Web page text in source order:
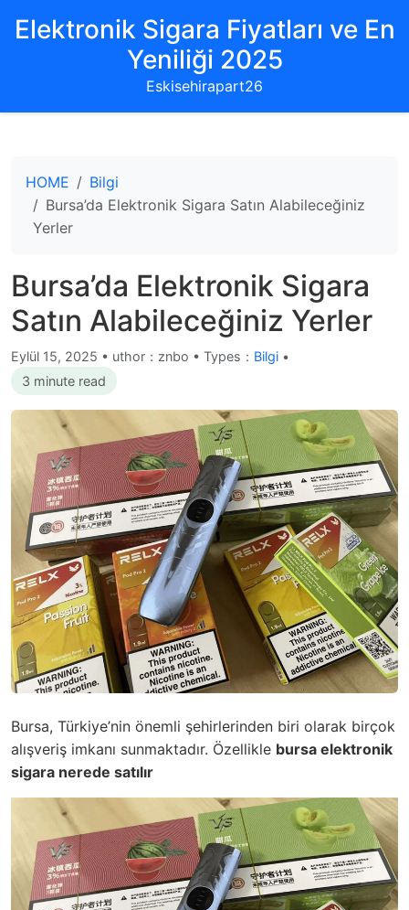
Elektronik Sigara Fiyatları ve En
Yeniliği 2025
Eskisehirapart26
HOME
Bilgi
Bursa’da Elektronik Sigara Satın Alabileceğiniz
Yerler
Bursa’da Elektronik Sigara
Satın Alabileceğiniz Yerler
Eylül 15, 2025 • uthor：znbo • Types： Bilgi •
3 minute read
Bursa, Türkiye’nin önemli şehirlerinden biri olarak birçok
alışveriş imkanı sunmaktadır. Özellikle bursa elektronik
sigara nerede satılır